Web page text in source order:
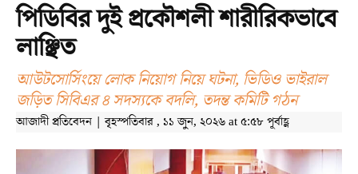
পিডিবির দুই প্রকৌশলী শারীরিকভাবে
লাঞ্ছিত
আউটসোর্সিংয়ে লোক নিয়োগ নিয়ে ঘটনা, ভিডিও ভাইরাল
জড়িত সিবিএর ৪ সদস্যকে বদলি, তদন্ত কমিটি গঠন
আজাদী প্রতিবেদন | বৃহস্পতিবার , ১১ জুন, ২০২৬ at ৫:৫৮ পূর্বাহ্ণ